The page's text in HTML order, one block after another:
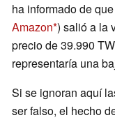
ha informado de
Amazon ) salió a la
precio de 39.990
representaría una
Si se ignoran aquí
ser falso, el hecho